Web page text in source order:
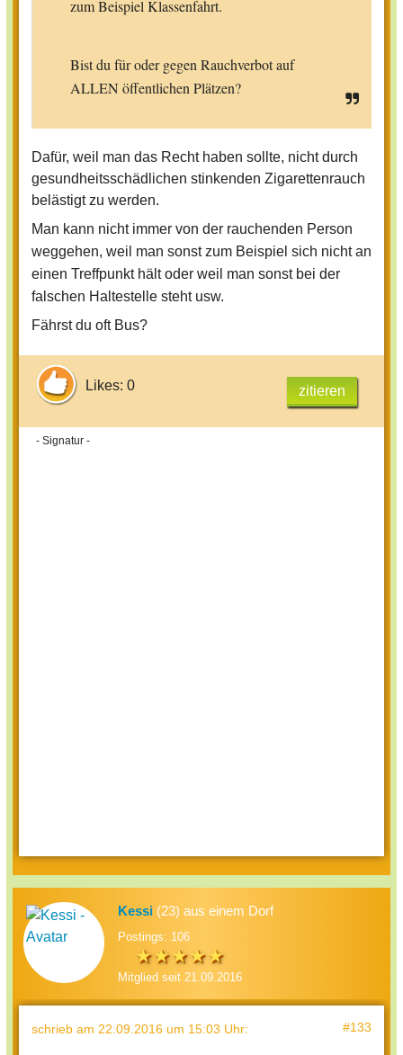
zum Beispiel Klassenfahrt.
Bist du für oder gegen Rauchverbot auf
ALLEN öffentlichen Plätzen?
Dafür, weil man das Recht haben sollte, nicht durch
gesundheitsschädlichen stinkenden Zigarettenrauch
belästigt zu werden.
Man kann nicht immer von der rauchenden Person
weggehen, weil man sonst zum Beispiel sich nicht an
einen Treffpunkt hält oder weil man sonst bei der
falschen Haltestelle steht usw.
Fährst du oft Bus?
Likes: 0 zitieren
- Signatur -
Kessi (23) aus einem Dorf
Postings: 106
Mitglied seit 21.09.2016
schrieb am 22.09.2016 um 15:03 Uhr: #133